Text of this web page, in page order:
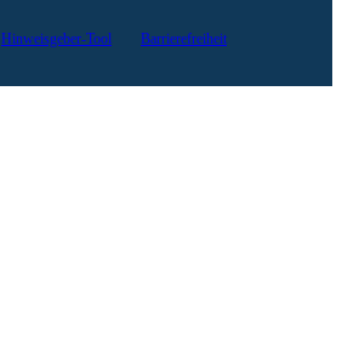
Hinweisgeber-Tool
Barrierefreiheit